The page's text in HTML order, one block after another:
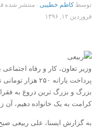
توسطکاظم خطیبی · منتشر شده
فروردین ۱۲, ۱۳۹۶
وزیر تعاون، کار و رفاه
پرداخت یارانه
بزرگ و بزرگ ترین دروغ به
کرامت به یک خانواده دهیم، آن
به گزارش ایسنا، علی ربیعی